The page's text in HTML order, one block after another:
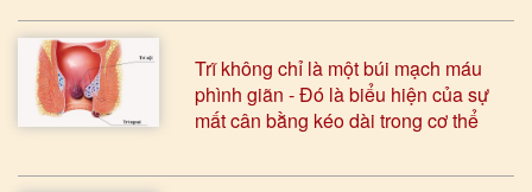
Trĩ không chỉ là một búi mạch máu
phình giãn - Đó là biểu hiện của sự
mất cân bằng kéo dài trong cơ thể